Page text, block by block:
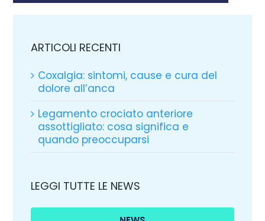
ARTICOLI RECENTI
Coxalgia: sintomi, cause e cura del
dolore all’anca
Legamento crociato anteriore
assottigliato: cosa significa e
quando preoccuparsi
LEGGI TUTTE LE NEWS